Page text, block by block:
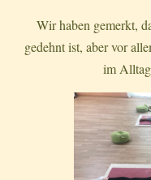
Wir haben gemerkt,
gedehnt ist, aber vor
im